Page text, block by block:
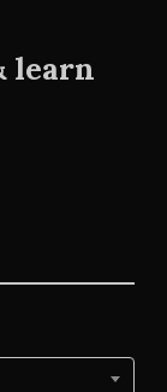
learn